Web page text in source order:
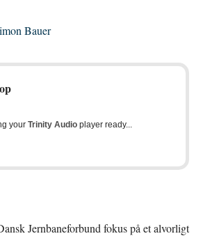
Bauer
your Trinity Audio player ready...
Jernbaneforbund fokus på et alvorligt